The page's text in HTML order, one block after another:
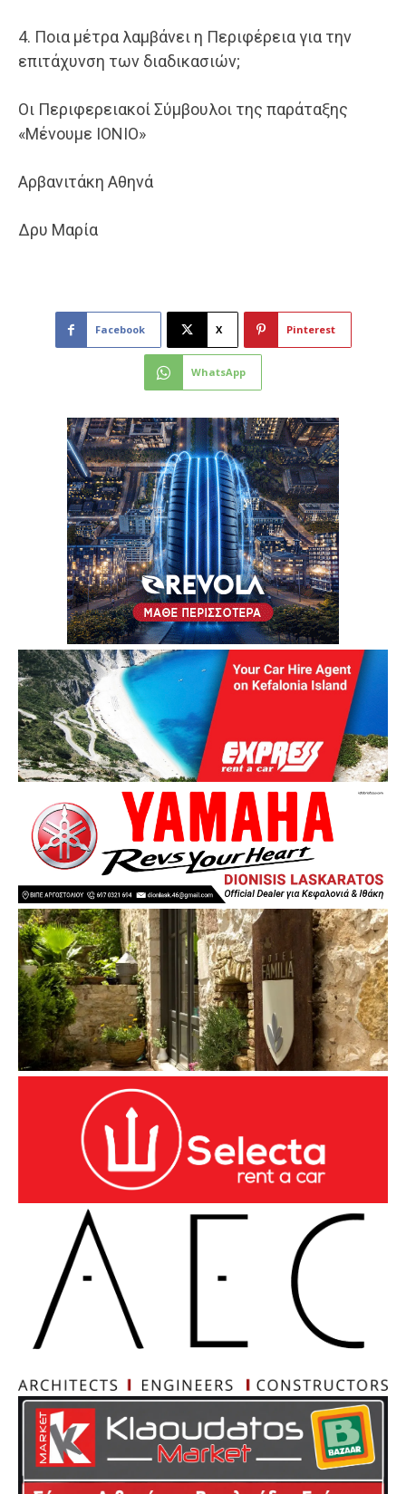
4. Ποια μέτρα λαμβάνει η Περιφέρεια για την
επιτάχυνση των διαδικασιών;
Οι Περιφερειακοί Σύμβουλοι της παράταξης
«Μένουμε ΙΟΝΙΟ»
Αρβανιτάκη Αθηνά
Δρυ Μαρία
Facebook X Pinterest
WhatsApp